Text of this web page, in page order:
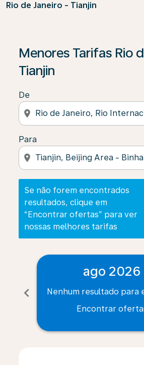
Rio de Janeiro - Tianjin
Menores Tarifas Rio
Tianjin
De
location_on
Para
location_on
Se não forem encontrados
resultados, clique em
“Encontrar ofertas” para ver
nossas melhores tarifas
Se não forem encontrados
chevron_left
ago 2026
Nenhum resultado para
Encontrar